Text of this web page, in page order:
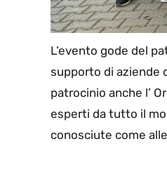
L’evento gode del
supporto di aziende
patrocinio anche l’
esperti da tutto il
conosciute come